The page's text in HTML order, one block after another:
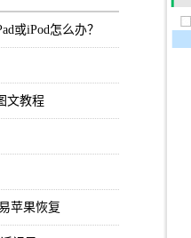
或iPod怎么办？
文教程
苹果恢复